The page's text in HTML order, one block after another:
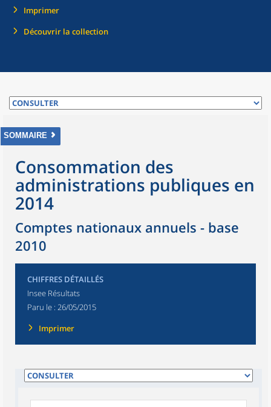
Imprimer
Découvrir la collection
SOMMAIRE
Consommation des
administrations publiques en
2014
Comptes nationaux annuels - base
2010
CHIFFRES DÉTAILLÉS
Insee Résultats
Paru le : 26/05/2015
Imprimer